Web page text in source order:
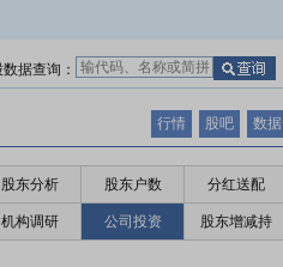
据查询：
行情 股吧 数据
股东分析 股东户数 分红送配
机构调研 公司投资 股东增减持